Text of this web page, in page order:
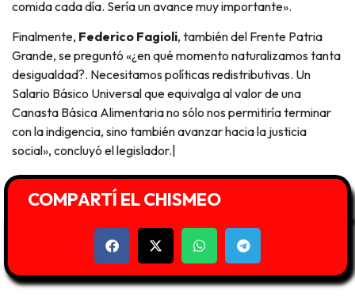
comida cada día. Sería un avance muy importante».
Finalmente, Federico Fagioli, también del Frente Patria
Grande, se preguntó «¿en qué momento naturalizamos tanta
desigualdad?. Necesitamos políticas redistributivas. Un
Salario Básico Universal que equivalga al valor de una
Canasta Básica Alimentaria no sólo nos permitiría terminar
con la indigencia, sino también avanzar hacia la justicia
social», concluyó el legislador.|
COMPARTÍ EL CHISMEO